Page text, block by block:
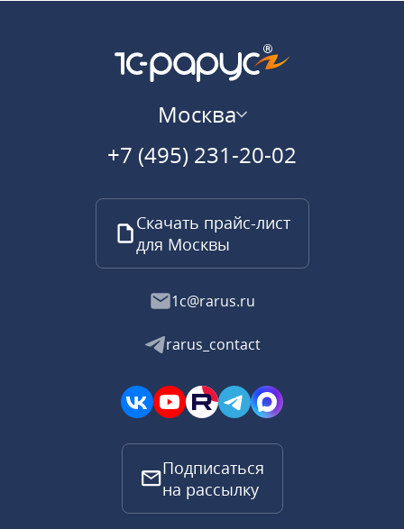
Москва
+7 (495) 231-20-02
Скачать прайс-лист
для Москвы
1c@rarus.ru
rarus_contact
Подписаться
на рассылку